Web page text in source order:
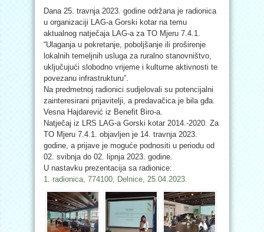
Dana 25. travnja 2023. godine održana je radionica
u organizaciji LAG-a Gorski kotar na temu
aktualnog natječaja LAG-a za TO Mjeru 7.4.1.
“Ulaganja u pokretanje, poboljšanje ili proširenje
lokalnih temeljnih usluga za ruralno stanovništvo,
uključujući slobodno vrijeme i kulturne aktivnosti te
povezanu infrastrukturu”.
Na predmetnoj radionici sudjelovali su potencijalni
zainteresirani prijavitelji, a predavačica je bila gđa.
Vesna Hajdarević iz Benefit Biro-a.
Natječaj iz LRS LAG-a Gorski kotar 2014.-2020. Za
TO Mjeru 7.4.1. objavljen je 14. travnja 2023.
godine, a prijave je moguće podnositi u periodu od
02. svibnja do 02. lipnja 2023. godine.
U nastavku prezentacija sa radionice:
1. radionica, 774100, Delnice, 25.04.2023.